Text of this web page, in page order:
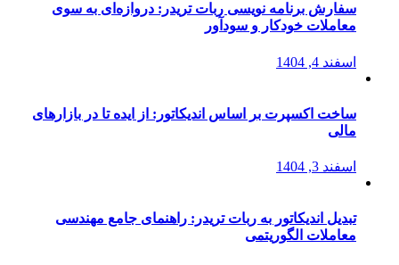
سفارش برنامه نویسی ربات تریدر: دروازه‌ای به سوی
معاملات خودکار و سودآور
اسفند 4, 1404
ساخت اکسپرت بر اساس اندیکاتور: از ایده تا در بازارهای
مالی
اسفند 3, 1404
تبدیل اندیکاتور به ربات تریدر: راهنمای جامع مهندسی
معاملات الگوریتمی